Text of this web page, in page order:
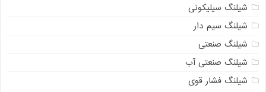
شیلنگ سیلیکونی
شیلنگ سیم دار
شیلنگ صنعتی
شیلنگ صنعتی آب
شیلنگ فشار قوی